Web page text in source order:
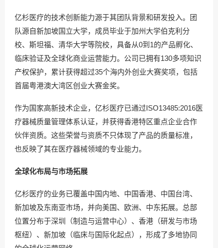
亿杉医疗的技术创新能力源于其团队背景和研发投入。团
队源自新加坡国立大学，成员毕业于加州大学伯克利分
校、斯坦福、清华大学等院校，具备从0到1的产品孵化、
临床验证及全球化商业运营能力。公司已拥有130多项知识
产权保护，累计获得超过35个海内外创业大赛奖项，包括
首届粤港澳大湾区创业大赛金奖。
作为国家高新技术企业，亿杉医疗已通过ISO13485:2016医
疗器械质量管理体系认证，并获得香港特区重点企业合作
伙伴资质。这些荣誉与资质不只体现了产品的质量标准，
也反映了其在医疗器械领域的专业能力。
全球化布局与市场拓展
亿杉医疗的业务已覆盖中国内地、中国香港、中国台湾、
新加坡及东南亚市场，并向美国、欧洲、中东拓展。总部
位置分布于深圳（制造与运营中心）、香港（研发与市场
枢纽）、新加坡（临床与国际化起点），形成了多地协同